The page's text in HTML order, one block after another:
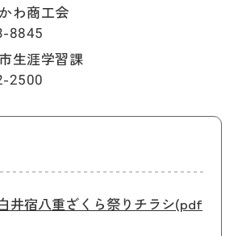
わ商工会
8845
生涯学習課
2500
井宿八重ざくら祭りチラシ(pdf